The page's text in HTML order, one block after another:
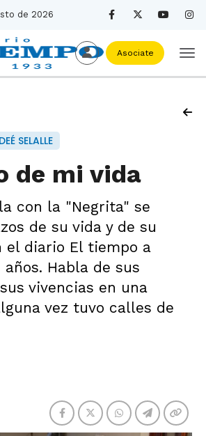
de 2026
Asociate
SELALLE
de mi vida
con la "Negrita" se
de su vida y de su
el diario El tiempo a
Habla de sus
vivencias en una
vez tuvo calles de